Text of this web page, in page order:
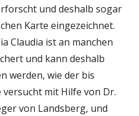
und deshalb sogar
Karte eingezeichnet.
Claudia ist an manchen
und kann deshalb
werden, wie der bis
mit Hilfe von Dr.
von Landsberg, und